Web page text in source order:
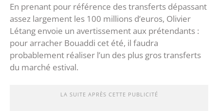
En prenant pour référence des transferts dépassant
assez largement les 100 millions d’euros, Olivier
Létang envoie un avertissement aux prétendants :
pour arracher Bouaddi cet été, il faudra
probablement réaliser l’un des plus gros transferts
du marché estival.
LA SUITE APRÈS CETTE PUBLICITÉ